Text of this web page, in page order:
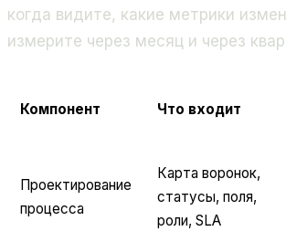
когда видите, какие метрики
измерите через месяц и через
Компонент Что входит
Проектирование
процесса
Карта воронок,
статусы, поля,
роли, SLA